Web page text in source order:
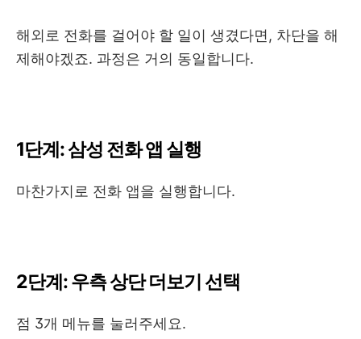
해외로 전화를 걸어야 할 일이 생겼다면, 차단을 해
제해야겠죠. 과정은 거의 동일합니다.
1단계: 삼성 전화 앱 실행
마찬가지로 전화 앱을 실행합니다.
2단계: 우측 상단 더보기 선택
점 3개 메뉴를 눌러주세요.